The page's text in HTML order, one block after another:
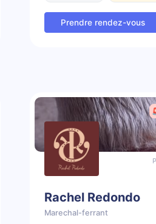
Prendre rendez-vous
Rachel Redondo
Marechal-ferrant